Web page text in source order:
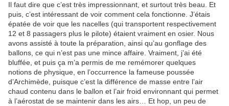
Il faut dire que c’est très impressionnant, et surtout très beau. Et
puis, c’est intéressant de voir comment cela fonctionne. J’étais
épatée de voir que les nacelles (qui transportent respectivement
12 et 8 passagers plus le pilote) étaient vraiment en osier. Nous
avons assisté à toute la préparation, ainsi qu’au gonflage des
ballons, ce qui n’est pas une mince affaire. Vraiment, j’ai été
bluffée, et puis ça m’a permis de me remémorer quelques
notions de physique, en l’occurrence la fameuse poussée
d’Archimède, puisque c’est la différence de masse entre l’air
chaud contenu dans le ballon et l’air froid environnant qui permet
à l’aérostat de se maintenir dans les airs…
Et hop, un peu de